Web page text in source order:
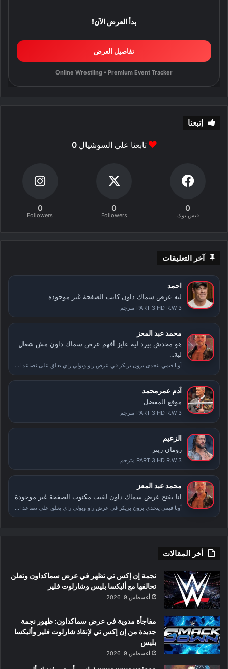
بدأ العرض الآن!
تفاصيل العرض
Online Wrestling • Premium Event Tracker
إتبعنا
تابعنا علي السوشيال0
0
فيس بوك
0
Followers
0
Followers
آخر التعليقات
احمد
ليه عرض سماك داون كاتب الصفحة غير موجوده
PART 3 HD R.W 3 مترجم
محمد عبد المعز
هو محدش بيرد لية عايز أفهم عرض سماك داون مش شغال
لية...
أوبا فيمي يتحدى برون بريكر في عرض راو وبولي راي يعلق على تصاعد الأحداث بعد سمر سلام
آدم عمرمحمد
موقع المفضل
PART 3 HD R.W 3 مترجم
الزعيم
رومان رينز
PART 3 HD R.W 3 مترجم
محمد عبد المعز
انا بفتح عرض سماك داون لقيت مكتوب الصفحة غير موجودة
أوبا فيمي يتحدى برون بريكر في عرض راو وبولي راي يعلق على تصاعد الأحداث بعد سمر سلام
أخر المقالات
نجمة إن إكس تي تظهر في عرض سماكداون وتعلن
تحالفها مع أليكسا بليس وشارلوت فلير
أغسطس 9, 2026
مفاجأة مدوية في عرض سماكداون: ظهور نجمة
جديدة من إن إكس تي لإنقاذ شارلوت فلير وأليكسا
بليس
أغسطس 9, 2026